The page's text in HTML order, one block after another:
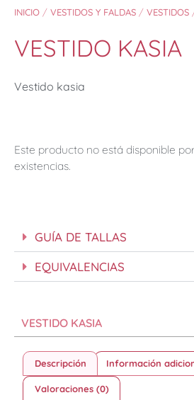
INICIO / VESTIDOS Y FALDAS / VESTIDOS
VESTIDO KASIA
Vestido kasia
Este producto no está disponible
existencias.
GUÍA DE TALLAS
EQUIVALENCIAS
VESTIDO KASIA
Descripción Información
Valoraciones (0)